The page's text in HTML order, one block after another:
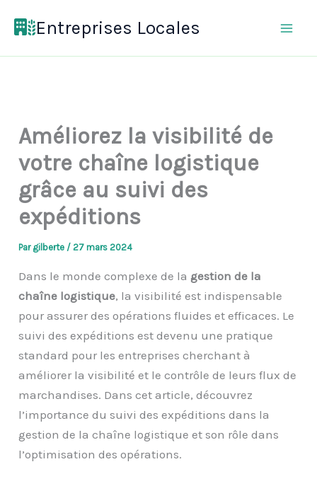
Entreprises Locales
Améliorez la visibilité de
votre chaîne logistique
grâce au suivi des
expéditions
Par gilberte /27 mars 2024
Dans le monde complexe de la gestion de la
chaîne logistique, la visibilité est indispensable
pour assurer des opérations fluides et efficaces. Le
suivi des expéditions est devenu une pratique
standard pour les entreprises cherchant à
améliorer la visibilité et le contrôle de leurs flux de
marchandises. Dans cet article, découvrez
l’importance du suivi des expéditions dans la
gestion de la chaîne logistique et son rôle dans
l’optimisation des opérations.